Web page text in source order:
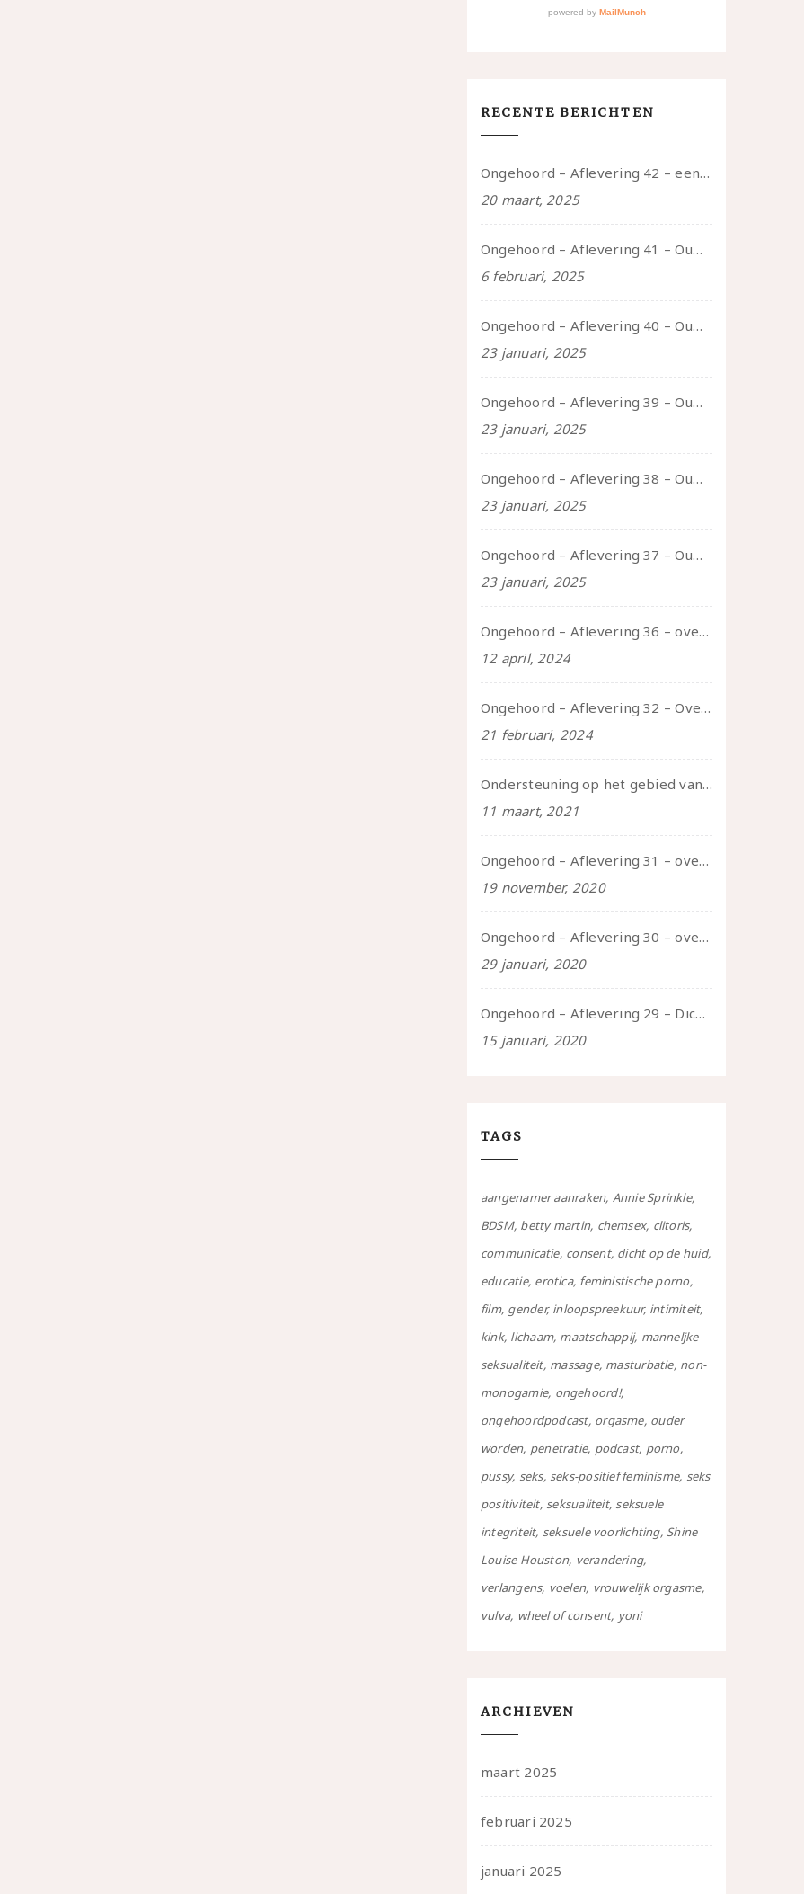
RECENTE BERICHTEN
Ongehoord – Aflevering 42 – een gesprek met marijn over seksueel opbloeien, het ouderschap uitvinden en verschillende leeftijden in je mee dragen
20 maart, 2025
Ongehoord – Aflevering 41 – Ouwelui, een gesprek met Marcelle over polyamorie op latere leeftijd, (mantel)zorg voor je partners en seksueel plezier.
6 februari, 2025
Ongehoord – Aflevering 40 – Ouwelui, een gesprek met Sadie Lune over vormende relaties en de geschiedenis van de queer pornobeweging
23 januari, 2025
Ongehoord – Aflevering 39 – Ouwelui, een gesprek met Pepijn en Ivo over hun regenbooggezin, eigenzinnig ouder worden en Cruise Control
23 januari, 2025
Ongehoord – Aflevering 38 – Ouwelui, een gesprek met vreer over behoefte aan geborgenheid en het behouden van je idealen
23 januari, 2025
Ongehoord – Aflevering 37 – Ouwelui, een gesprek met non over seksualiteit, transitie en ageism
23 januari, 2025
Ongehoord – Aflevering 36 – over transformative justice – in gesprek met Ella en carson
12 april, 2024
Ongehoord – Aflevering 32 – Over autisme en seksualiteit – in gesprek met Roos Reijbroek
21 februari, 2024
Ondersteuning op het gebied van consent en seksualiteit
11 maart, 2021
Ongehoord – Aflevering 31 – over seks, professioneel en persoonlijk, een gesprek met Marije
19 november, 2020
Ongehoord – Aflevering 30 – over vertragen, consent en negatieve gevoelens met Meg-John Barker
29 januari, 2020
Ongehoord – Aflevering 29 – Dicht op de Huid: Anita
15 januari, 2020
TAGS
aangenamer aanraken Annie Sprinkle
BDSM betty martin chemsex clitoris
communicatie consent dicht op de huid
educatie erotica feministische porno
film gender inloopspreekuur intimiteit
kink lichaam maatschappij manneljke
seksualiteit massage masturbatie non-
monogamie ongehoord!
ongehoordpodcast orgasme ouder
worden penetratie podcast porno
pussy seks seks-positief feminisme seks
positiviteit seksualiteit seksuele
integriteit seksuele voorlichting Shine
Louise Houston verandering
verlangens voelen vrouwelijk orgasme
vulva wheel of consent yoni
ARCHIEVEN
maart 2025
februari 2025
januari 2025